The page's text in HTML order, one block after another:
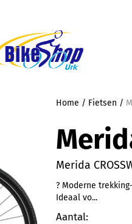
Home / Fietsen /
Merida
? Moderne
Ideaal vo...
Aantal: